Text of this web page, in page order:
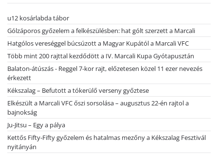
u12 kosárlabda tábor
Gólzáporos győzelem a felkészülésben: hat gólt szerzett a Marcali
Hatgólos vereséggel búcsúzott a Magyar Kupától a Marcali VFC
Több mint 200 rajttal kezdődött a IV. Marcali Kupa Gyótapusztán
Balaton-átúszás - Reggel 7-kor rajt, előzetesen közel 11 ezer nevezés
érkezett
Kékszalag – Befutott a tókerülő verseny győztese
Elkészült a Marcali VFC őszi sorsolása – augusztus 22-én rajtol a
bajnokság
Ju-Jitsu – Egy a pálya
Kettős Fifty-Fifty győzelem és hatalmas mezőny a Kékszalag Fesztivál
nyitányán